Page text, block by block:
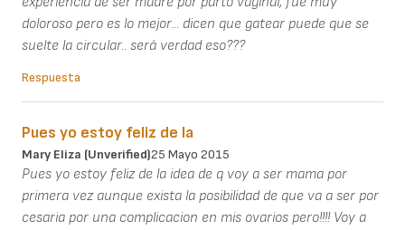
doloroso pero es lo mejor... dicen que gatear puede que se
suelte la circular.. será verdad eso???
Respuesta
Pues yo estoy feliz de la
Mary Eliza (unverified)25 Mayo 2015
Pues yo estoy feliz de la idea de q voy a ser mama por
primera vez aunque exista la posibilidad de que va a ser por
cesaria por una complicacion en mis ovarios pero!!!! Voy a